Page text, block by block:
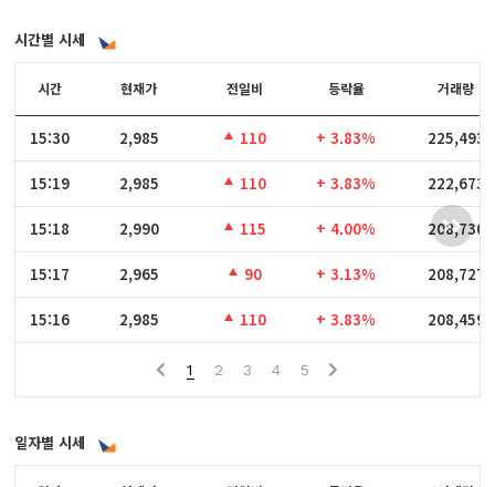
시간별 시세
시간
15:30
15:19
15:18
15:17
15:16
시간 현재가 전일비 등락율 거래량
15:30 2,985 110 + 3.83% 225,493
15:19 2,985 110 + 3.83% 222,673
15:18 2,990 115 + 4.00% 208,730
15:17 2,965 90 + 3.13% 208,727
15:16 2,985 110 + 3.83% 208,459
1 2 3 4 5
일자별 시세